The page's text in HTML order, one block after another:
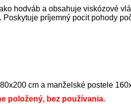
hodváb a obsahuje viskózové
príjemný pocit pohody
cm a manželské postele
položený, bez používania.